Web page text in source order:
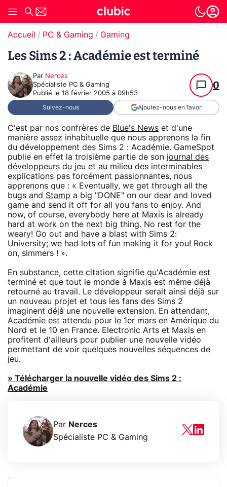
Accueil PC & Gaming Gaming
Les Sims 2 : Académie est terminé
Par Nerces
Spécialiste PC & Gaming
Publié le 18 février 2005 à 09h53
0
Suivez-nous Ajoutez-nous en favori
C'est par nos confrères de Blue's News et d'une
manière assez inhabituelle que nous apprenons la fin
du développement des Sims 2 : Académie. GameSpot
publie en effet la troisième partie de son journal des
développeurs du jeu et au milieu des interminables
explications pas forcément passionnantes, nous
apprenons que : « Eventually, we get through all the
bugs and Stamp a big "DONE" on our dear and loved
game and send it off for all you fans to enjoy. And
now, of course, everybody here at Maxis is already
hard at work on the next big thing. No rest for the
weary! Go out and have a blast with Sims 2:
University; we had lots of fun making it for you! Rock
on, simmers ! ».
En substance, cette citation signifie qu'Académie est
terminé et que tout le monde à Maxis est même déjà
retourné au travail. Le développeur serait ainsi déjà sur
un nouveau projet et tous les fans des Sims 2
imaginent déjà une nouvelle extension. En attendant,
Académie est attendu pour le 1er mars en Amérique du
Nord et le 10 en France. Electronic Arts et Maxis en
profitent d'ailleurs pour publier une nouvelle vidéo
permettant de voir quelques nouvelles séquences de
jeu.
» Télécharger la nouvelle vidéo des Sims 2 :
Académie
Par Nerces
Spécialiste PC & Gaming